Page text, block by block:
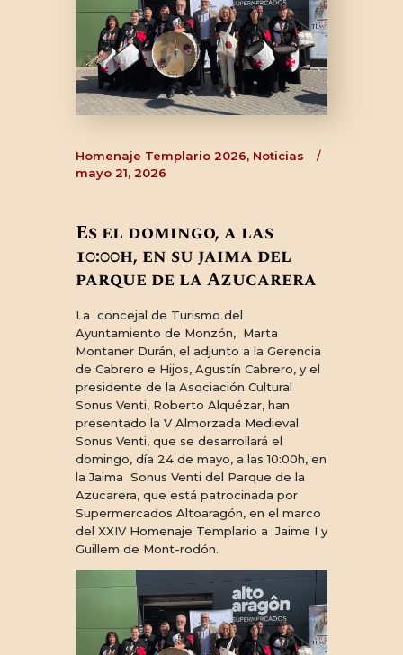
CONTACTO
Homenaje Templario 2026, Noticias
mayo 21, 2026
Es el domingo, a las
10:00h, en su jaima del
parque de la Azucarera
La concejal de Turismo del
Ayuntamiento de Monzón, Marta
Montaner Durán, el adjunto a la Gerencia
de Cabrero e Hijos, Agustín Cabrero, y el
presidente de la Asociación Cultural
Sonus Venti, Roberto Alquézar, han
presentado la V Almorzada Medieval
Sonus Venti, que se desarrollará el
domingo, día 24 de mayo, a las 10:00h, en
la Jaima Sonus Venti del Parque de la
Azucarera, que está patrocinada por
Supermercados Altoaragón, en el marco
del XXIV Homenaje Templario a Jaime I y
Guillem de Mont-rodón.